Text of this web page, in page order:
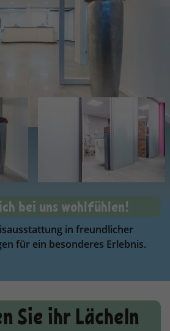
bei uns wohlfühlen!
in freundlicher
für ein besonderes Erlebnis.
Sie ihr Lächeln